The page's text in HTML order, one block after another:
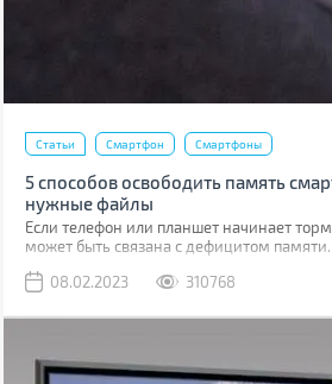
Статьи Смартфон Смартфоны
5 способов освободить память
нужные файлы
Если телефон или планшет начинает
может быть связана с дефицитом памяти.
08.02.2023
310768